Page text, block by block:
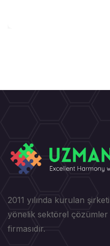
2011 yılında kurulan
yönelik sektörel
firmasıdır.